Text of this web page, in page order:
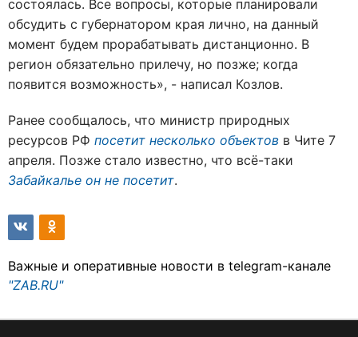
состоялась. Все вопросы, которые планировали
обсудить с губернатором края лично, на данный
момент будем прорабатывать дистанционно. В
регион обязательно прилечу, но позже; когда
появится возможность», - написал Козлов.
Ранее сообщалось, что министр природных
ресурсов РФ посетит несколько объектов в Чите 7
апреля. Позже стало известно, что всё-таки
Забайкалье он не посетит.
Важные и оперативные новости в telegram-канале
"ZAB.RU"